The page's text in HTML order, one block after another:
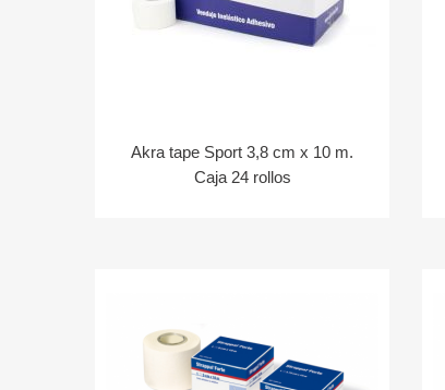
Akra tape Sport 3,8 cm x 10 m.
Caja 24 rollos